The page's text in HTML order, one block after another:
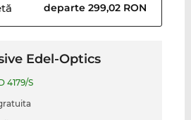
departe 299,02 RON
Edel-Optics
4179/S